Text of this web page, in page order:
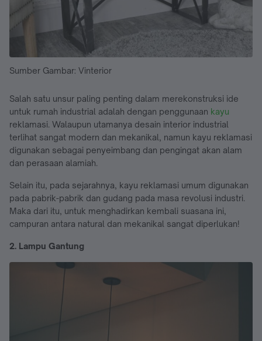
Sumber Gambar: Vinterior
Salah satu unsur paling penting dalam merekonstruksi ide
untuk rumah industrial adalah dengan penggunaan kayu
reklamasi. Walaupun utamanya desain interior industrial
terlihat sangat modern dan mekanikal, namun kayu reklamasi
digunakan sebagai penyeimbang dan pengingat akan alam
dan perasaan alamiah.
Selain itu, pada sejarahnya, kayu reklamasi umum digunakan
pada pabrik-pabrik dan gudang pada masa revolusi industri.
Maka dari itu, untuk menghadirkan kembali suasana ini,
campuran antara natural dan mekanikal sangat diperlukan!
2. Lampu Gantung